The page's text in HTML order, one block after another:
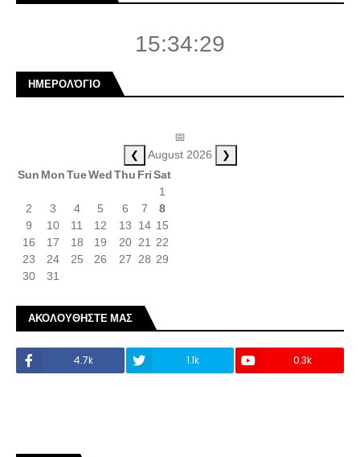
15:34:29
ΗΜΕΡΟΛΌΓΙΟ
📅
❮ August 2026 ❯
Sun MonTueWedThu FriSat
1
2
3 4 5 6 7
8
9
10 11 12 13 14 15
16
17 18 19 20 21 22
23
24 25 26 27 28 29
30
31
ΑΚΟΛΟΥΘΗΣΤΕ ΜΑΣ
4.7k 1.1k 0.3k